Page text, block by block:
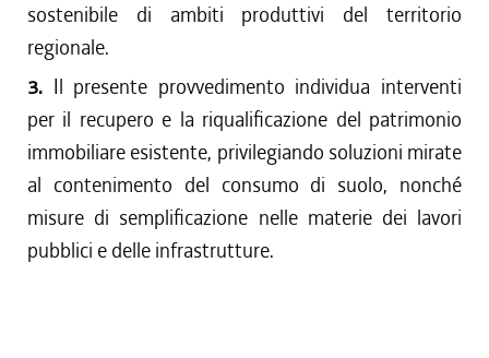
sostenibile di ambiti produttivi del territorio
regionale.
3. Il presente provvedimento individua interventi
per il recupero e la riqualificazione del patrimonio
immobiliare esistente, privilegiando soluzioni mirate
al contenimento del consumo di suolo, nonché
misure di semplificazione nelle materie dei lavori
pubblici e delle infrastrutture.